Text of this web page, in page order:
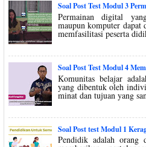
Soal Post Test Modul 3
Permainan digital
maupun komputer
memfasilitasi peserta
Soal Post Test Modul 4
Komunitas belajar
yang dibentuk oleh
minat dan tujuan yang
Soal Post test Modul 1
Pendidik adalah orang